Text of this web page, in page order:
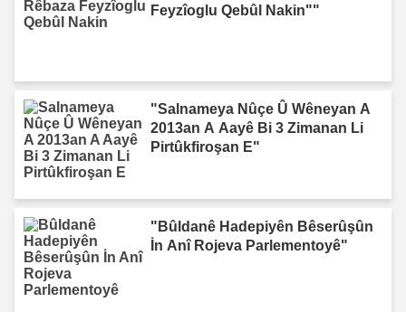
Feyzîoglu Qebûl Nakin""
"Salnameya Nûçe Û Wêneyan A
2013an A Aayê Bi 3 Zimanan Li
Pirtûkfiroşan E"
"Bûldanê Hadepiyên Bêserûşûn
İn Anî Rojeva Parlementoyê"